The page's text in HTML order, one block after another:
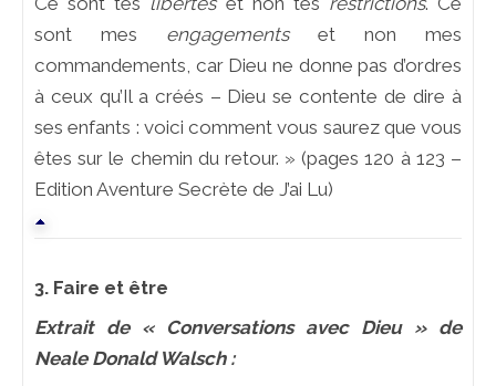
sont mes engagementset non mes
commandements, car Dieu ne donne pas d’ordres
à ceux qu’Il a créés – Dieu se contente de dire à
ses enfants : voici comment vous saurez que vous
êtes sur le chemin du retour. » (pages 120 à 123 –
Edition Aventure Secrète de J’ai Lu)
3. Faire et être
Extrait de « Conversations avec Dieu » de
Neale Donald Walsch :